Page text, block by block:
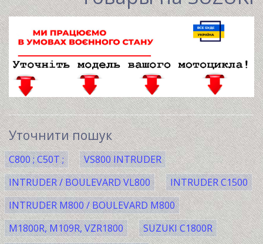
Уточнити пошук
C800 ; C50Т ;
VS800 INTRUDER
INTRUDER / BOULEVARD VL800
INTRUDER C1500
INTRUDER M800 / BOULEVARD M800
M1800R, M109R, VZR1800
SUZUKI C1800R